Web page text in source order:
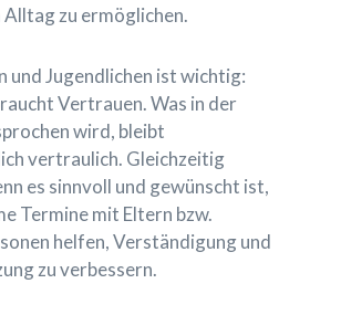
zu ermöglichen.
und Jugendlichen ist wichtig:
Vertrauen. Was in der
wird, bleibt
vertraulich. Gleichzeitig
es sinnvoll und gewünscht ist,
Termine mit Eltern bzw.
helfen, Verständigung und
zu verbessern.